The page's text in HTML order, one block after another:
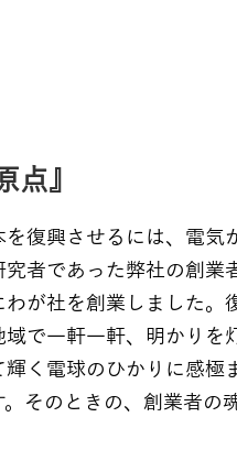
点』
を復興させるには、電気
究者であった弊社の創
わが社を創業しました
で一軒一軒、明かりを
輝く電球のひかりに感
そのときの、創業者の